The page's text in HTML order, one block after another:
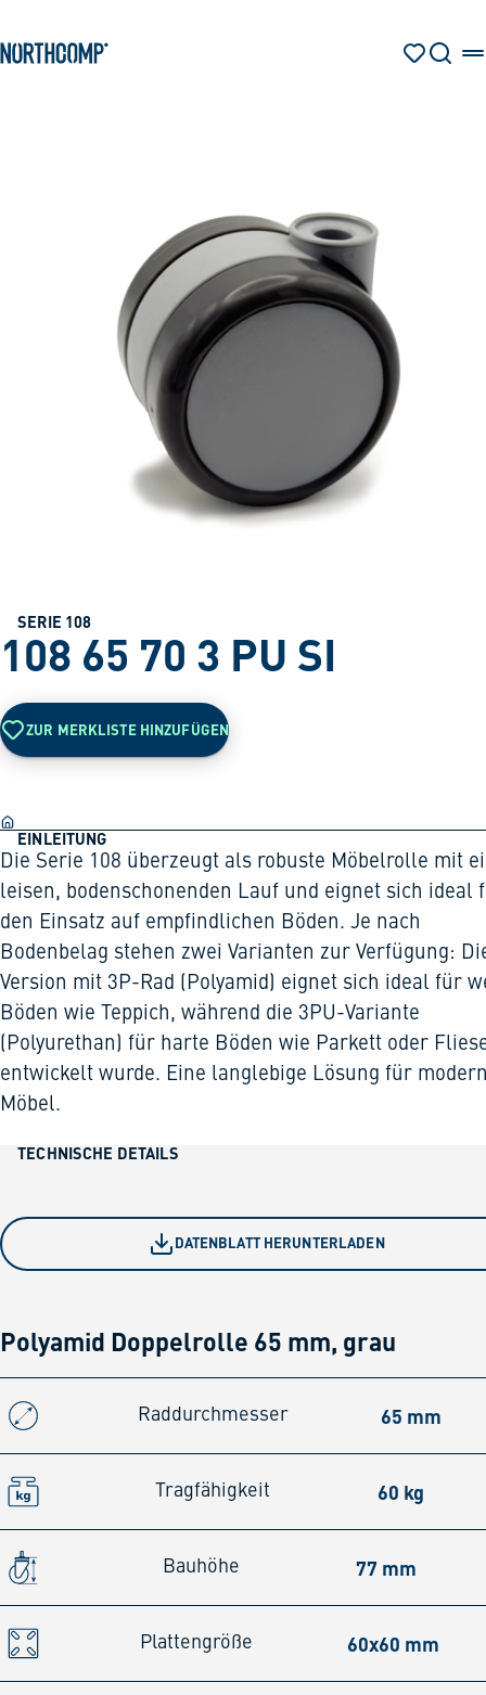
Zur Navigation springen
SUCHE
DE
SERIE 108
108 65 70 3 PU SI
ZUR MERKLISTE HINZUFÜGEN
EINLEITUNG
Die Serie 108 überzeugt als robuste Möbelrolle mit
leisen, bodenschonenden Lauf und eignet sich ideal
den Einsatz auf empfindlichen Böden. Je nach
Bodenbelag stehen zwei Varianten zur Verfügung:
Version mit 3P-Rad (Polyamid) eignet sich ideal für
Böden wie Teppich, während die 3PU-Variante
(Polyurethan) für harte Böden wie Parkett oder
entwickelt wurde. Eine langlebige Lösung für
Möbel.
TECHNISCHE DETAILS
DATENBLATT HERUNTERLADEN
Polyamid Doppelrolle 65 mm, grau
Raddurchmesser 65 mm
Tragfähigkeit 60 kg
Bauhöhe 77 mm
Plattengröße 60x60 mm